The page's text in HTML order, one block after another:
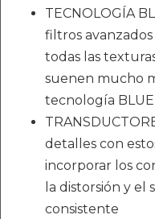
TECNOLOGÍA
filtros
todas las
suenen mucho
tecnología BLUE
detalles con
incorporar los
la distorsión y el
consistente